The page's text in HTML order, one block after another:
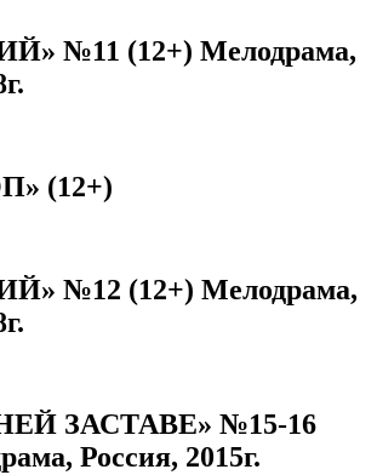
№11 (12+) Мелодрама,
(12+)
№12 (12+) Мелодрама,
ЗАСТАВЕ» №15-16
Россия, 2015г.